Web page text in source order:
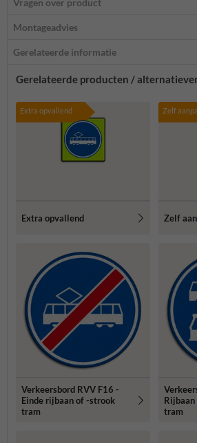
Vragen over product
Montageadvies
Gerelateerde informatie
Gerelateerde producten /
Extra opvallend
Extra opvallend
Zelf
Zelf
Verkeersbord RVV F16 -
Einde rijbaan of -strook
tram
tram